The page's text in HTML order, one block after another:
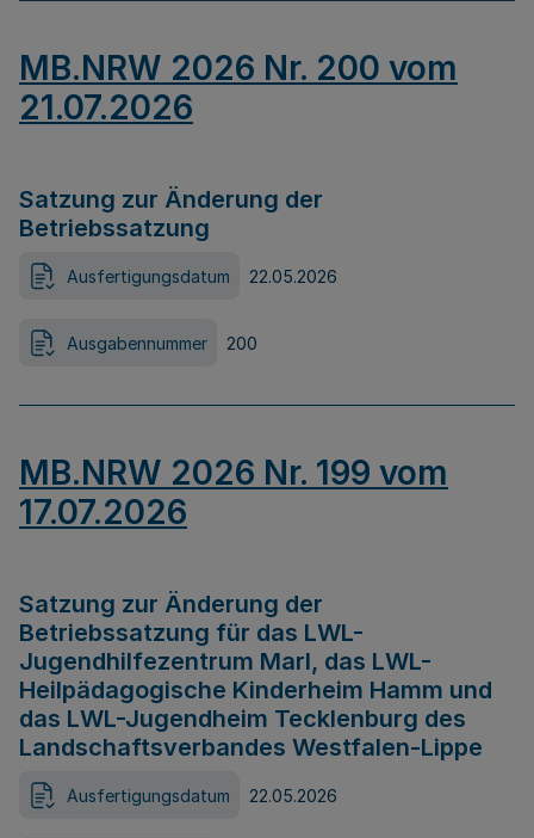
MB.NRW 2026 Nr. 200 vom
21.07.2026
Satzung zur Änderung der
Betriebssatzung
Ausfertigungsdatum 22.05.2026
Ausgabennummer 200
MB.NRW 2026 Nr. 199 vom
17.07.2026
Satzung zur Änderung der
Betriebssatzung für das LWL-
Jugendhilfezentrum Marl, das LWL-
Heilpädagogische Kinderheim Hamm und
das LWL-Jugendheim Tecklenburg des
Landschaftsverbandes Westfalen-Lippe
Ausfertigungsdatum 22.05.2026